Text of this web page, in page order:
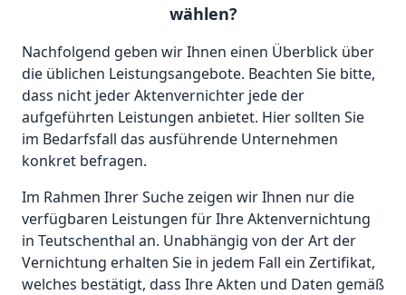
wählen?
Nachfolgend geben wir Ihnen einen Überblick über
die üblichen Leistungsangebote. Beachten Sie bitte,
dass nicht jeder Aktenvernichter jede der
aufgeführten Leistungen anbietet. Hier sollten Sie
im Bedarfsfall das ausführende Unternehmen
konkret befragen.
Im Rahmen Ihrer Suche zeigen wir Ihnen nur die
verfügbaren Leistungen für Ihre Aktenvernichtung
in Teutschenthal an. Unabhängig von der Art der
Vernichtung erhalten Sie in jedem Fall ein Zertifikat,
welches bestätigt, dass Ihre Akten und Daten gemäß